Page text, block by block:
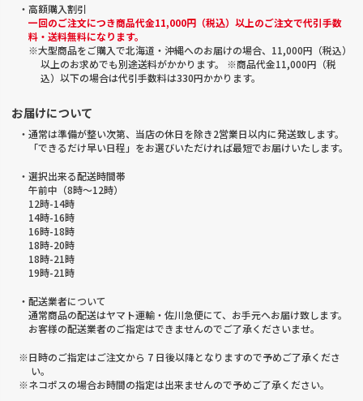
・高額購入割引
一回のご注文につき商品代金11,000円（税込）以上のご注文で代引手数
料・送料無料になります。
※大型商品をご購入で北海道・沖縄へのお届けの場合、11,000円（税込）
以上のお求めでも別途送料がかかります。 ※商品代金11,000円（税
込）以下の場合は代引手数料は330円かかります。
お届けについて
・通常は準備が整い次第、当店の休日を除き2営業日以内に発送致します。
「できるだけ早い日程」をお選びいただければ最短でお届けいたします。
・選択出来る配送時間帯
午前中（8時～12時）
12時-14時
14時-16時
16時-18時
18時-20時
18時-21時
19時-21時
・配送業者について
通常商品の配送はヤマト運輸・佐川急便にて、お手元へお届け致します。
お客様の配送業者のご指定はできませんのでご了承くださいませ。
※日時のご指定はご注文から 7 日後以降となりますので予めご了承くださ
い。
※ネコポスの場合お時間の指定は出来ませんので予めご了承ください。